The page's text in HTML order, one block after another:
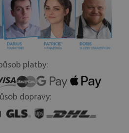
platby:
dopravy: